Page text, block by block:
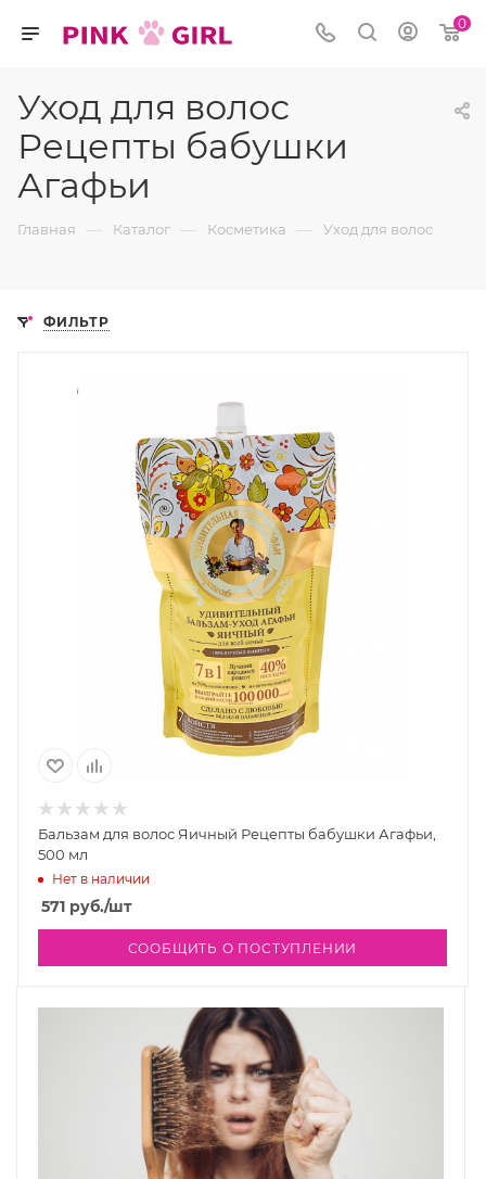
0
Уход для волос
Рецепты бабушки
Агафьи
Главная — Каталог — Косметика — Уход для волос
ФИЛЬТР
Бальзам для волос Яичный Рецепты бабушки Агафьи,
500 мл
Нет в наличии
571 руб./шт
СООБЩИТЬ О ПОСТУПЛЕНИИ